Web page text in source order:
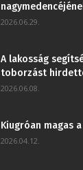
2026.06.29.
A lakosság
toborzást
2026.06.08.
Kiugróan magas
2026.04.12.